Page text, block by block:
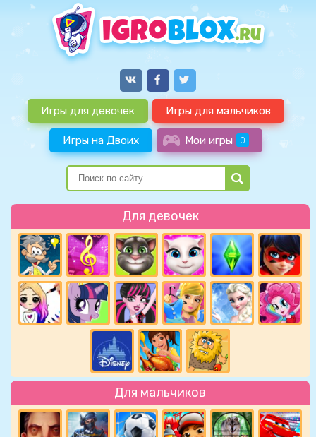
Игры для девочек Игры для мальчиков
Игры на Двоих Мои игры 0
Для девочек
Для мальчиков